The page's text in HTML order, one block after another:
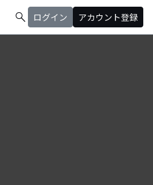
search ログイン アカウント登録